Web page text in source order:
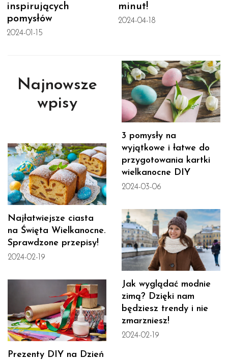
inspirujących
pomysłów
2024-01-15
minut!
2024-04-18
Najnowsze
wpisy
3 pomysły na
wyjątkowe i łatwe do
przygotowania kartki
wielkanocne DIY
2024-03-06
Najłatwiejsze ciasta
na Święta Wielkanocne.
Sprawdzone przepisy!
2024-02-19
Jak wyglądać modnie
zimą? Dzięki nam
będziesz trendy i nie
zmarzniesz!
2024-02-19
Prezenty DIY na Dzień